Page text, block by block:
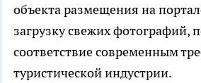
объекта размещения на
загрузку свежих фотографий,
соответствие современным
туристической индустрии.